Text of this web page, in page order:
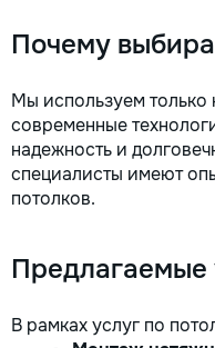
Почему
Мы используем только
современные
надежность и
специалисты имеют
потолков.
Предлагаемые
В рамках услуг по